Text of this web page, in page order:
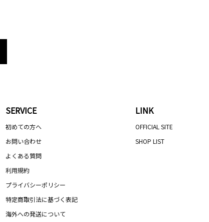
SERVICE
初めての方へ
お問い合わせ
よくある質問
利用規約
プライバシーポリシー
特定商取引法に基づく表記
海外への発送について
LINK
OFFICIAL SITE
SHOP LIST